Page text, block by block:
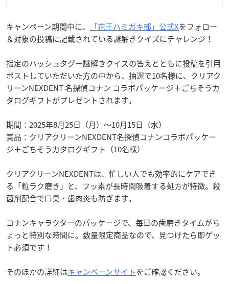
キャンペーン期間中に、 「花王ハミガキ部」公式Xをフォロー
＆対象の投稿に記載されている謎解きクイズにチャレンジ！
指定のハッシュタグ＋謎解きクイズの答えとともに投稿を引用
ポストしていただいた方の中から、抽選で10名様に、クリアク
リーンNEXDENT 名探偵コナン コラボパッケージ＋ごちそうカ
タログギフトがプレゼントされます。
期間：2025年8月25日（月）～10月15日（水）
賞品：クリアクリーンNEXDENT名探偵コナンコラボパッケー
ジ＋ごちそうカタログギフト（10名様）
クリアクリーンNEXDENTは、忙しい人でも効率的にケアでき
る「粒ラク磨き」と、フッ素が長時間吸着する処方が特徴。殺
菌剤配合で口臭・歯肉炎も防ぎます。
コナンキャラクターのパッケージで、毎日の歯磨きタイムがち
ょっと特別な時間に。数量限定商品なので、見つけたら即ゲッ
ト必須です！
そのほかの詳細はキャンペーンサイトをご確認ください。